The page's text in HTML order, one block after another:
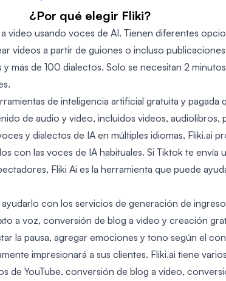
¿Por qué elegir Fliki?
video usando voces de AI. Tienen diferentes
videos a partir de guiones o incluso
y más de 100 dialectos. Solo se necesitan 2
de inteligencia artificial gratuita y pagada
de audio y video, incluidos videos, audiolibros,
y dialectos de IA en múltiples idiomas, Fliki.ai
con las voces de IA habituales. Si Tiktok te envía
Fliki Ai es la herramienta que puede
con los servicios de generación de
a voz, conversión de blog a video y creación
la pausa, agregar emociones y tono según el
impresionará a sus clientes. Fliki.ai tiene
de YouTube, conversión de blog a video,